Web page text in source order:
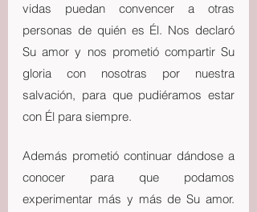
vidas puedan convencer a otras
personas de quién es Él. Nos declaró
Su amor y nos prometió compartir Su
gloria con nosotras por nuestra
salvación, para que pudiéramos estar
con Él para siempre.
Además prometió continuar dándose a
conocer para que podamos
experimentar más y más de Su amor.